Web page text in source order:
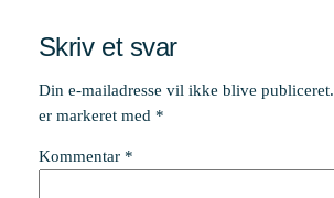
Skriv et svar
Din e-mailadresse vil ikke blive publiceret.
er markeret med *
Kommentar *